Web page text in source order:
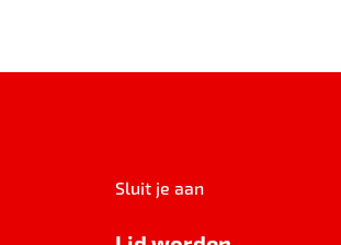
Sluit je aan